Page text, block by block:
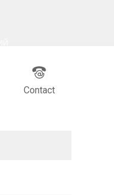
Contact